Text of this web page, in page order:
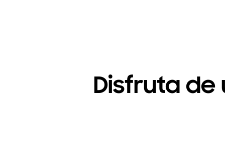
Disfruta de